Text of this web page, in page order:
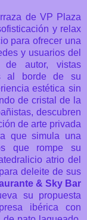
de VP Plaza
y relax
para ofrecer una
y usuarios del
de autor, vistas
al borde de su
estética sin
de cristal de la
descubren
de arte privada
que simula una
que rompe su
atrio del
deleite de sus
& Sky Bar
su propuesta
ibérica con